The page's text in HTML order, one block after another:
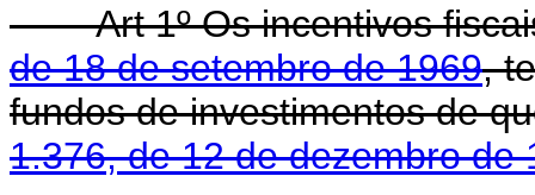
Art 1º Os incentivos
de 18 de setembro de 1969,
fundos de investimentos de
1.376, de 12 de dezembro de